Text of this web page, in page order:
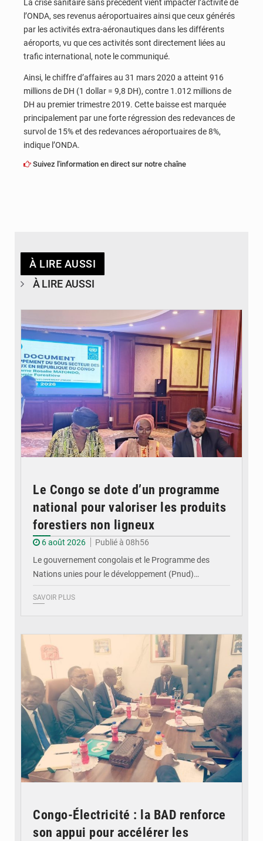
La crise sanitaire sans précédent vient impacter l’activité de
l’ONDA, ses revenus aéroportuaires ainsi que ceux générés
par les activités extra-aéronautiques dans les différents
aéroports, vu que ces activités sont directement liées au
trafic international, note le communiqué.
Ainsi, le chiffre d’affaires au 31 mars 2020 a atteint 916
millions de DH (1 dollar = 9,8 DH), contre 1.012 millions de
DH au premier trimestre 2019. Cette baisse est marquée
principalement par une forte régression des redevances de
survol de 15% et des redevances aéroportuaires de 8%,
indique l’ONDA.
Suivez l'information en direct sur notre chaîne
À LIRE AUSSI
À LIRE AUSSI
Le Congo se dote d’un programme
national pour valoriser les produits
forestiers non ligneux
6 août 2026
Publié à 08h56
Le gouvernement congolais et le Programme des
Nations unies pour le développement (Pnud)…
SAVOIR PLUS
Congo-Électricité : la BAD renforce
son appui pour accélérer les